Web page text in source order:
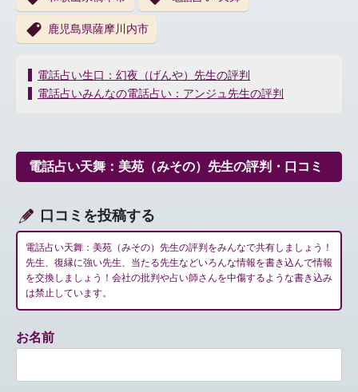
鹿児島県薩摩川内市
投
稿
ー
シ
ン
電話占い生口：幻夜（げんや）先生の評判
電話占いみんなの電話占い：アンジュ先生の評判
電話占い天舞：美苑（みその）先生の評判・口コミ
口コミを投稿する
電話占い天舞：美苑（みその）先生の評判をみんなで共有しましょう！
先生、復縁に強い先生、当たる先生などいろんな情報を書き込んで情報
を交換しましょう！会社の批判や占い師さんを中傷するような書き込み
は禁止しています。
お名前